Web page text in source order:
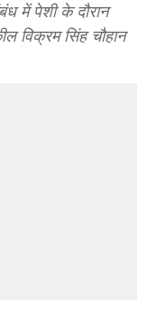
में पेशी के दौरान
विक्रम सिंह चौहान